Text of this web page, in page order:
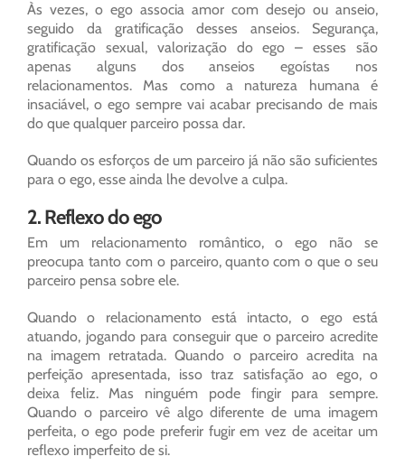
Às vezes, o ego associa amor com desejo ou anseio,
seguido da gratificação desses anseios. Segurança,
gratificação sexual, valorização do ego – esses são
apenas alguns dos anseios egoístas nos
relacionamentos. Mas como a natureza humana é
insaciável, o ego sempre vai acabar precisando de mais
do que qualquer parceiro possa dar.
Quando os esforços de um parceiro já não são suficientes
para o ego, esse ainda lhe devolve a culpa.
2. Reflexo do ego
Em um relacionamento romântico, o ego não se
preocupa tanto com o parceiro, quanto com o que o seu
parceiro pensa sobre ele.
Quando o relacionamento está intacto, o ego está
atuando, jogando para conseguir que o parceiro acredite
na imagem retratada. Quando o parceiro acredita na
perfeição apresentada, isso traz satisfação ao ego, o
deixa feliz. Mas ninguém pode fingir para sempre.
Quando o parceiro vê algo diferente de uma imagem
perfeita, o ego pode preferir fugir em vez de aceitar um
reflexo imperfeito de si.